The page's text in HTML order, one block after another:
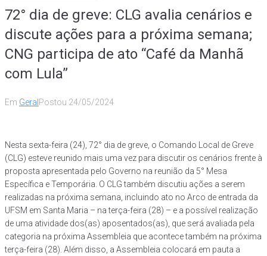
72° dia de greve: CLG avalia cenários e
discute ações para a próxima semana;
CNG participa de ato “Café da Manhã
com Lula”
Em Geral Postou 24/05/2024
Nesta sexta-feira (24), 72° dia de greve, o Comando Local de Greve
(CLG) esteve reunido mais uma vez para discutir os cenários frente à
proposta apresentada pelo Governo na reunião da 5° Mesa
Específica e Temporária. O CLG também discutiu ações a serem
realizadas na próxima semana, incluindo ato no Arco de entrada da
UFSM em Santa Maria – na terça-feira (28) – e a possível realização
de uma atividade dos(as) aposentados(as), que será avaliada pela
categoria na próxima Assembleia que acontece também na próxima
terça-feira (28). Além disso, a Assembleia colocará em pauta a